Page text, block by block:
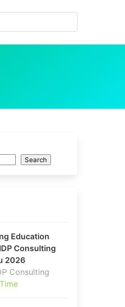
Search
Education
Consulting
2026
Consulting